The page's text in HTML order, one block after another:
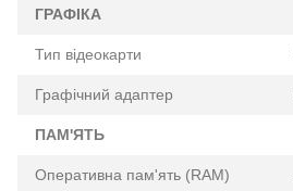
ГРАФІКА
Тип відеокарти
Графічний адаптер
ПАМ'ЯТЬ
Оперативна пам'ять (RAM)